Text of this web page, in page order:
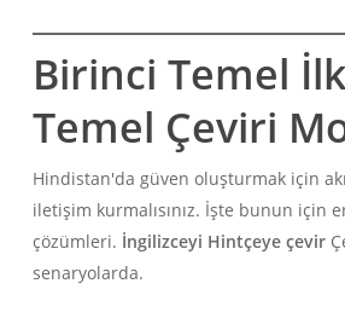
Birinci Temel
Temel Çeviri
Hindistan'da güven oluşturmak için
iletişim kurmalısınız. İşte bunun için
çözümleri. İngilizceyi Hintçeye çevir
senaryolarda.